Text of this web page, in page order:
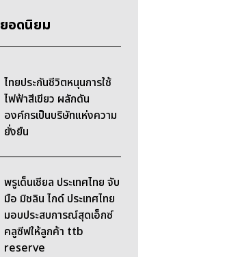
ยอดนิยม
ไทยประกันชีวิตหนุนการใช้
ไฟฟ้าสีเขียว ผลักดัน
องค์กรเป็นบริษัทแห่งความ
ยั่งยืน
พรูเด็นเชียล ประเทศไทย จับ
มือ มิชลิน ไกด์ ประเทศไทย
มอบประสบการณ์สุดเอ็กซ์
คลูซีฟให้ลูกค้า ttb
reserve